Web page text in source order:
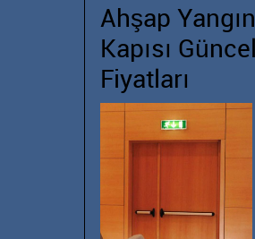
Ahşap Yangın
Kapısı Güncel
Fiyatları